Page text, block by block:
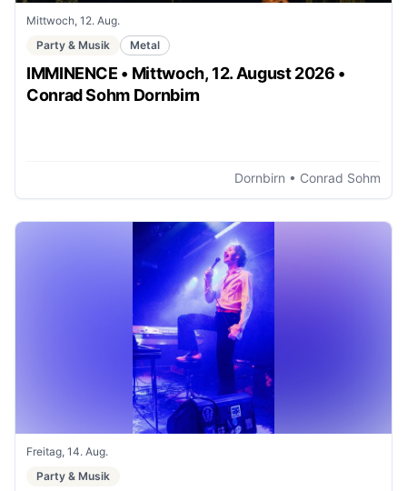
Mittwoch, 12. Aug.
Party & Musik
Metal
IMMINENCE • Mittwoch, 12. August 2026 •
Conrad Sohm Dornbirn
Dornbirn • Conrad Sohm
Freitag, 14. Aug.
Party & Musik